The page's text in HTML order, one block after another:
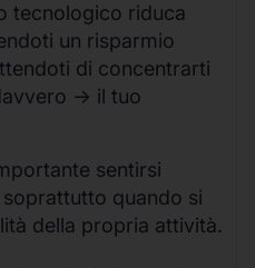
tecnologico riduca
un risparmio
di concentrarti
-> il tuo
sentirsi
quando si
della propria attività.